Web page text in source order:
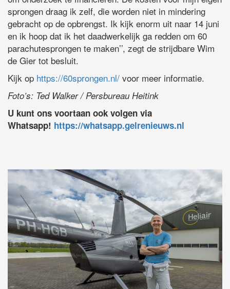
sprongen draag ik zelf, die worden niet in mindering
gebracht op de opbrengst. Ik kijk enorm uit naar 14 juni
en ik hoop dat ik het daadwerkelijk ga redden om 60
parachutesprongen te maken’’, zegt de strijdbare Wim
de Gier tot besluit.
Kijk op https://60sprongen.nl/ voor meer informatie.
Foto’s: Ted Walker / Persbureau Heitink
U kunt ons voortaan ook volgen via
Whatsapp! https://whatsapp.gelrenieuws.nl